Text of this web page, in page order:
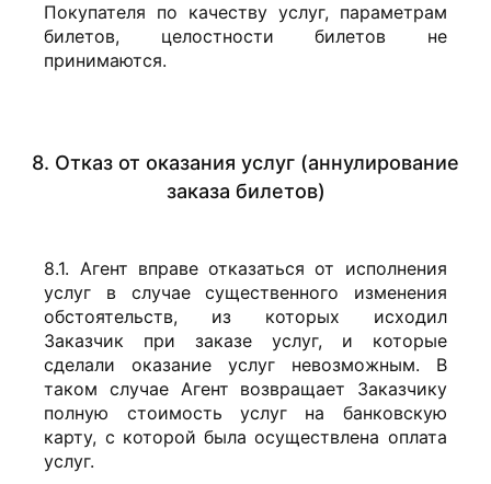
Покупателя по качеству услуг, параметрам
билетов, целостности билетов не
принимаются.
8. Отказ от оказания услуг (аннулирование
заказа билетов)
8.1. Агент вправе отказаться от исполнения
услуг в случае существенного изменения
обстоятельств, из которых исходил
Заказчик при заказе услуг, и которые
сделали оказание услуг невозможным. В
таком случае Агент возвращает Заказчику
полную стоимость услуг на банковскую
карту, с которой была осуществлена оплата
услуг.